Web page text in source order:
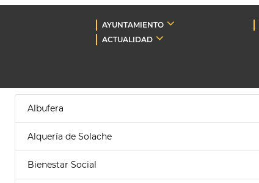
AYUNTAMIENTO
ACTUALIDAD
Albufera
Alquería de Solache
Bienestar Social